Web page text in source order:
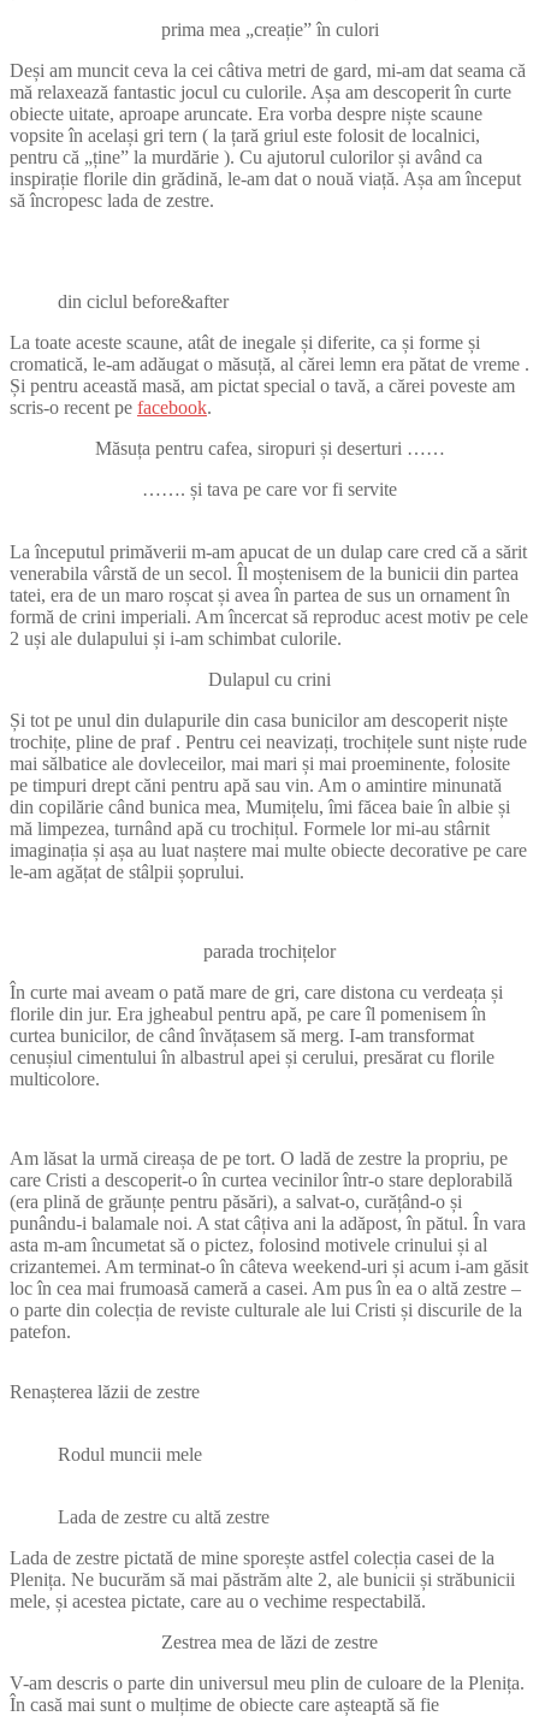
prima mea „creație” în culori
Deși am muncit ceva la cei câtiva metri de gard, mi-am dat seama că
mă relaxează fantastic jocul cu culorile. Așa am descoperit în curte
obiecte uitate, aproape aruncate. Era vorba despre niște scaune
vopsite în același gri tern ( la țară griul este folosit de localnici,
pentru că „ține” la murdărie ). Cu ajutorul culorilor și având ca
inspirație florile din grădină, le-am dat o nouă viață. Așa am început
să încropesc lada de zestre.
din ciclul before&after
La toate aceste scaune, atât de inegale și diferite, ca și forme și
cromatică, le-am adăugat o măsuță, al cărei lemn era pătat de vreme .
Și pentru această masă, am pictat special o tavă, a cărei poveste am
scris-o recent pe facebook.
Măsuța pentru cafea, siropuri și deserturi ……
……. și tava pe care vor fi servite
La începutul primăverii m-am apucat de un dulap care cred că a sărit
venerabila vârstă de un secol. Îl moștenisem de la bunicii din partea
tatei, era de un maro roșcat și avea în partea de sus un ornament în
formă de crini imperiali. Am încercat să reproduc acest motiv pe cele
2 uși ale dulapului și i-am schimbat culorile.
Dulapul cu crini
Și tot pe unul din dulapurile din casa bunicilor am descoperit niște
trochițe, pline de praf . Pentru cei neavizați, trochițele sunt niște rude
mai sălbatice ale dovleceilor, mai mari și mai proeminente, folosite
pe timpuri drept căni pentru apă sau vin. Am o amintire minunată
din copilărie când bunica mea, Mumițelu, îmi făcea baie în albie și
mă limpezea, turnând apă cu trochițul. Formele lor mi-au stârnit
imaginația și așa au luat naștere mai multe obiecte decorative pe care
le-am agățat de stâlpii șoprului.
parada trochițelor
În curte mai aveam o pată mare de gri, care distona cu verdeața și
florile din jur. Era jgheabul pentru apă, pe care îl pomenisem în
curtea bunicilor, de când învățasem să merg. I-am transformat
cenușiul cimentului în albastrul apei și cerului, presărat cu florile
multicolore.
Am lăsat la urmă cireașa de pe tort. O ladă de zestre la propriu, pe
care Cristi a descoperit-o în curtea vecinilor într-o stare deplorabilă
(era plină de grăunțe pentru păsări), a salvat-o, curățând-o și
punându-i balamale noi. A stat câțiva ani la adăpost, în pătul. În vara
asta m-am încumetat să o pictez, folosind motivele crinului și al
crizantemei. Am terminat-o în câteva weekend-uri și acum i-am găsit
loc în cea mai frumoasă cameră a casei. Am pus în ea o altă zestre –
o parte din colecția de reviste culturale ale lui Cristi și discurile de la
patefon.
Renașterea lăzii de zestre
Rodul muncii mele
Lada de zestre cu altă zestre
Lada de zestre pictată de mine sporește astfel colecția casei de la
Plenița. Ne bucurăm să mai păstrăm alte 2, ale bunicii și străbunicii
mele, și acestea pictate, care au o vechime respectabilă.
Zestrea mea de lăzi de zestre
V-am descris o parte din universul meu plin de culoare de la Plenița.
În casă mai sunt o mulțime de obiecte care așteaptă să fie